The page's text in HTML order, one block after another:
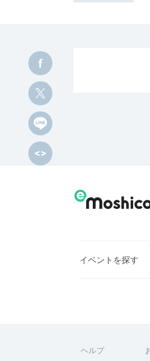
イベントを探す
ヘルプ